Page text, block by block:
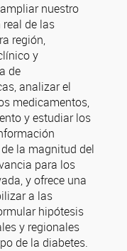
nuestro
de las
región,
y
de
analizar el
medicamentos,
y estudiar los
la magnitud del
para los
y ofrece una
a las
hipótesis
y regionales
de la diabetes.